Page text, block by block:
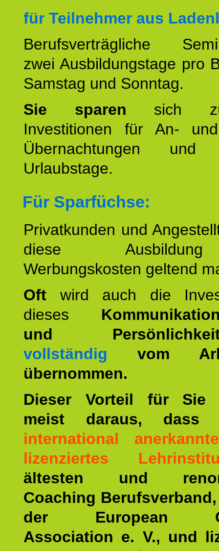
für Teilnehmer aus
Berufsverträgliche
zwei Ausbildungstage pro
Samstag und Sonntag.
Sie sparen sich
Investitionen für An-
Übernachtungen und
Urlaubstage.
Für Sparfüchse:
Privatkunden und
diese
Werbungskosten geltend
Oft wird auch die
dieses
und
vollständig vom
übernommen.
Dieser Vorteil für Sie
meist daraus,
international
lizenziertes
ältesten und
Coaching
der European
Association e. V., und